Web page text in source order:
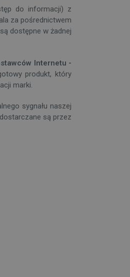
do informacji) z
za pośrednictwem
dostępne w żadnej
Internetu -
produkt, który
marki.
sygnału naszej
są przez